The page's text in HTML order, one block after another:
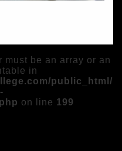
must be an array or an
in
public_html/
on line 199